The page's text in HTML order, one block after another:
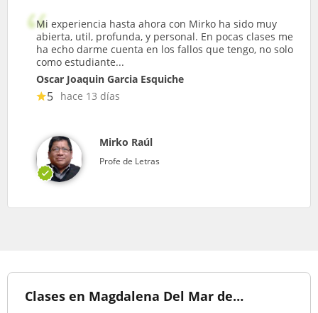
Mi experiencia hasta ahora con Mirko ha sido muy
abierta, util, profunda, y personal. En pocas clases me
ha echo darme cuenta en los fallos que tengo, no solo
como estudiante...
Oscar Joaquin Garcia Esquiche
5 hace 13 días
Mirko Raúl
Profe de Letras
Clases en Magdalena Del Mar de…